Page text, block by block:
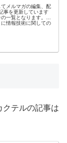
メルマガの編集、配
事を更新しています
一覧となります。メ
情報技術に関しての
クテルの記事は